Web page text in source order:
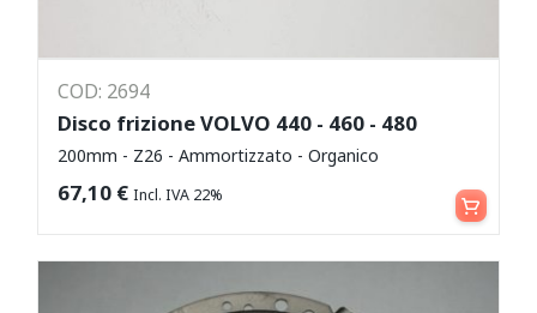
COD: 2694
Disco frizione VOLVO 440 - 460 - 480
200mm - Z26 - Ammortizzato - Organico
67,10 € Incl. IVA 22% Aggiungi al carrello